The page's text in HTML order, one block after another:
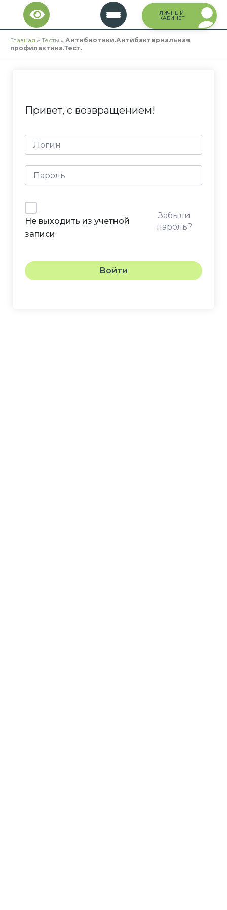
Перейти
содержимому
ЛИЧНЫЙ
КАБИНЕТ
Главная » Тесты » Антибиотики.Антибактериальная
профилактика.Тест.
Привет, с возвращением!
Не выходить из учетной
записи
Забыли
пароль?
Войти